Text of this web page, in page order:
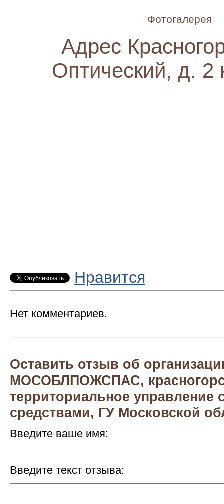
Фотогалерея
Адрес
Оптический, д. 2
Нравится
Нет комментариев.
Оставить отзыв об
МОСОБЛПОЖСПАС,
территориальное управление
средствами, ГУ Московской
Введите ваше имя:
Введите текст отзыва: